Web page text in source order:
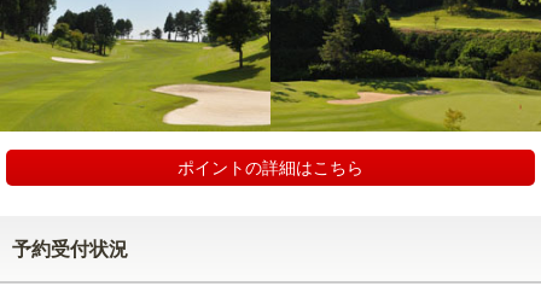
ポイントの詳細はこちら
予約受付状況